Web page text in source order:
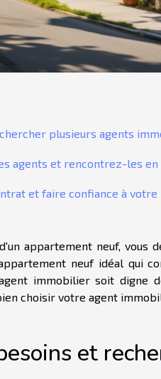
plusieurs agents
agents et rencontrez-les en
et faire confiance à
appartement neuf, vous
neuf idéal qui
immobilier soit digne
choisir votre agent
et